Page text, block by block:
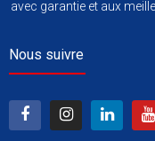
avec garantie et aux
Nous suivre